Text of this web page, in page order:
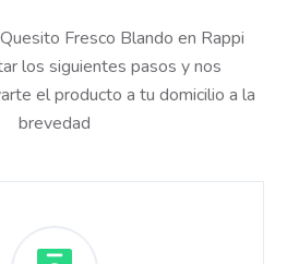
Fresco Blando en Rappi
los siguientes pasos y nos
el producto a tu domicilio a la
brevedad